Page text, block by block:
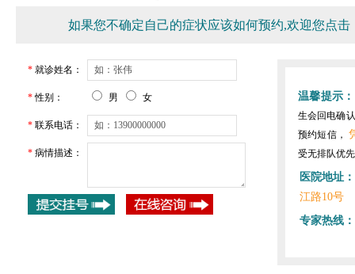
如果您不确定自己的症状应该如何预约,欢迎您点击
* 就诊姓名：
*性别： 男 女
* 联系电话：
* 病情描述：
温馨提示：
生会回电确
预约短信，
受无排队优
医院地址：
江路10号
专家热线：